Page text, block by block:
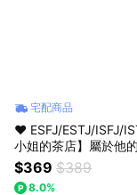
宅配商品
♥ ESFJ/ESTJ/ISFJ/
小姐的茶店】屬於他
懂他的味道～〔收禮人
味〕
$369 $389
8.0%